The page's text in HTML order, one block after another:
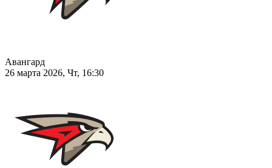
Авангард
26 марта 2026, Чт, 16:30